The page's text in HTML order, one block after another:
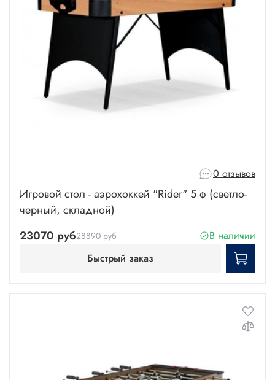
0 отзывов
Игровой стол - аэрохоккей "Rider" 5 ф (светло-
черный, складной)
23070 руб28890 руб
В наличии
Быстрый заказ